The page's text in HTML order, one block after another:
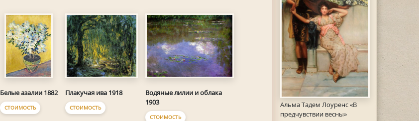
Альма Тадем Лоуренс «В
предчувствии весны»
Белые азалии 1882
СТОИМОСТЬ
Плакучая ива 1918
СТОИМОСТЬ
Водяные лилии и облака
1903
СТОИМОСТЬ